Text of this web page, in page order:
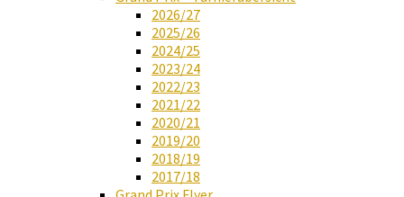
2026/27
2025/26
2024/25
2023/24
2022/23
2021/22
2020/21
2019/20
2018/19
2017/18